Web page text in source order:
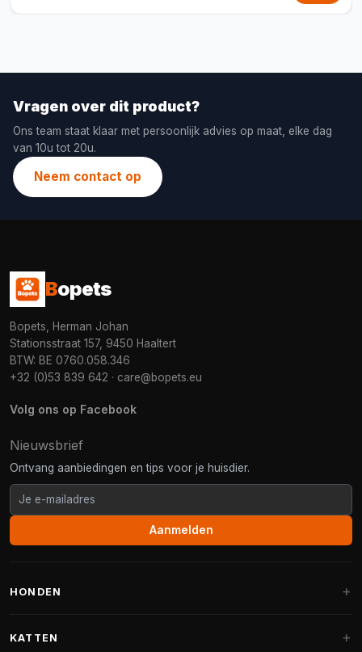
Vragen over dit product?
Ons team staat klaar met persoonlijk advies op maat, elke dag
van 10u tot 20u.
Neem contact op
Bopets
Bopets, Herman Johan
Stationsstraat 157, 9450 Haaltert
BTW: BE 0760.058.346
+32 (0)53 839 642 · care@bopets.eu
Volg ons op Facebook
Nieuwsbrief
Ontvang aanbiedingen en tips voor je huisdier.
Aanmelden
HONDEN
KATTEN